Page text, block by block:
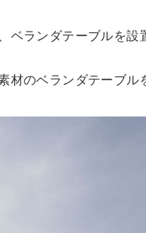
ランダテーブルを設
のベランダテーブル